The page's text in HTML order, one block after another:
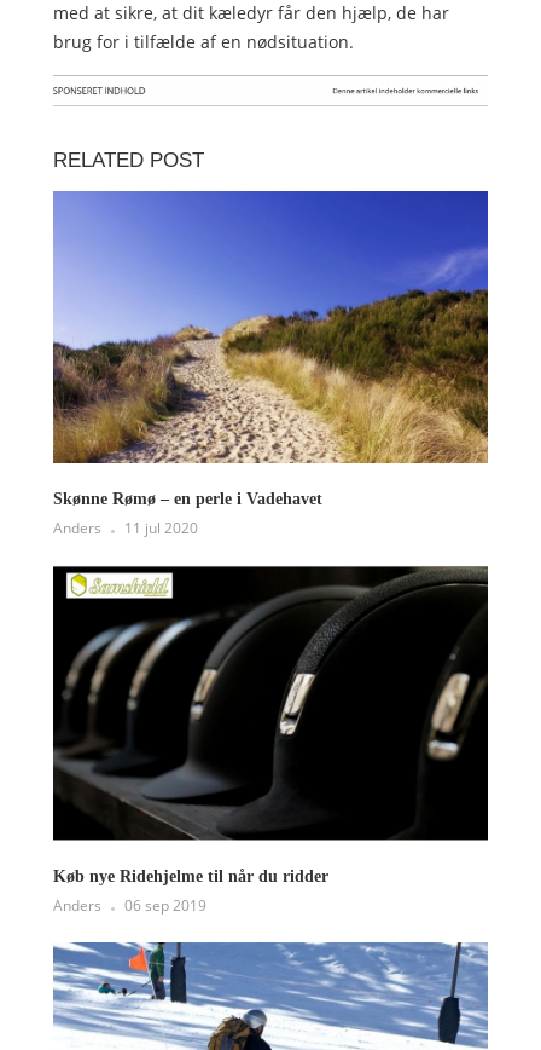
med at sikre, at dit kæledyr får den hjælp, de har
brug for i tilfælde af en nødsituation.
RELATED POST
Skønne Rømø – en perle i Vadehavet
Anders 11 jul 2020
Køb nye Ridehjelme til når du ridder
Anders 06 sep 2019